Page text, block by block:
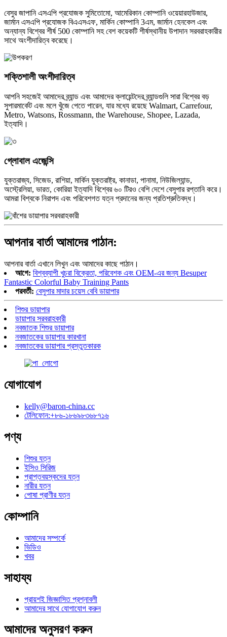
বেসুর জাপানি এসএপি প্রযোজক সুমিতোমো, আমেরিকান কোম্পানি ওয়েয়ারহাউজার,
জার্মান এসএপি প্রযোজক বিএএসএফ, মার্কিন কোম্পানি 3এম, জার্মান হেনকেল এবং
অন্যান্য বিশ্বের শীর্ষ 500 কোম্পানি সহ বেশ কয়েকটি শীর্ষস্থানীয় উপাদান সরবরাহকারীর
সাথে অংশীদারিত্ব করেছে।
শক্তিশালী অংশীদারিত্ব
আপনি সহজেই আমাদের ব্র্যান্ড এবং আমাদের ক্লায়েন্টদের ব্র্যান্ডগুলি সারা বিশ্বের বড়
সুপারমার্কেট এবং মলে খুঁজে পেতে পারেন, যার মধ্যে রয়েছে Walmart, Carrefour,
Metro, Watsons, Rossmann, the Warehouse, Shopee, Lazada,
ইত্যাদি।
গ্লোবাল এজেন্সি
যুক্তরাজ্য, সিজেড, রাশিয়া, মার্কিন যুক্তরাষ্ট্র, কানাডা, পানামা, নিউজিল্যান্ড,
অস্ট্রেলিয়া, ভারত, কোরিয়া ইত্যাদি বিশ্বের ৬০ টিরও বেশি দেশে বেসুপার রপ্তানি করে।
আমরা বিশ্বকে নিরাপদ এবং পরিবেশগত যত্ন প্রদানের জন্য প্রতিশ্রুতিবদ্ধ।
আপনার বার্তা আমাদের পাঠান:
আপনার বার্তা এখানে লিখুন এবং আমাদের কাছে পাঠান।
আগে: বিশ্বব্যাপী খুচরা বিক্রেতা, পরিবেশক এবং OEM-এর জন্য Besuper
Fantastic Colorful Baby Training Pants
পরবর্তী: বেসুপার মাদার চয়েস বেবি ডায়াপার
শিশুর ডায়াপার
ডায়াপার সরবরাহকারী
নবজাতক শিশুর ডায়াপার
নবজাতকের ডায়াপার কারখানা
নবজাতকের ডায়াপার প্রস্তুতকারক
যোগাযোগ
kelly@baron-china.cc
টেলিফোন:+৮৬-১৮৬৯৮৩৬৮৭১৬
পণ্য
শিশুর যত্ন
ইসিও সিরিজ
প্রাপ্তবয়স্কদের যত্ন
নারীর যত্ন
পোষা প্রাণীর যত্ন
কোম্পানি
আমাদের সম্পর্কে
ভিডিও
খবর
সাহায্য
প্রায়শই জিজ্ঞাসিত প্রশ্নাবলী
আমাদের সাথে যোগাযোগ করুন
আমাদের অনুসরণ করুন